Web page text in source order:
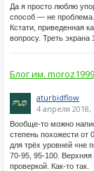
Да я просто люблю
способ — не
Кстати, приведенная
вопросу. Треть экрана
Блог им. moroz1999
aturbidflow
4 апреля 2018,
Вообще-то можно
степень похожести от
для трёх уровней «не
70-95, 95-100.
проверкой. Как-то так.